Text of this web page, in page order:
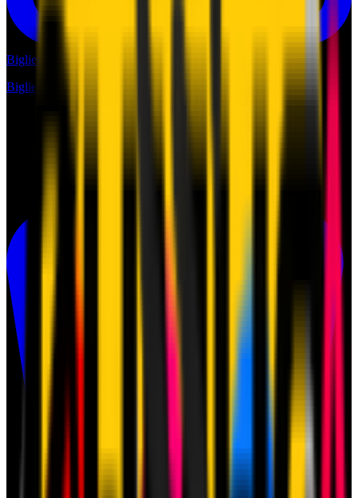
Biglietti
Biglietti